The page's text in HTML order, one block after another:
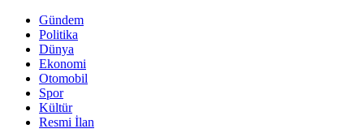
Gündem
Politika
Dünya
Ekonomi
Otomobil
Spor
Kültür
Resmi İlan